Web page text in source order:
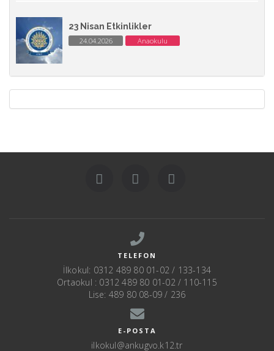
23 Nisan Etkinlikler
24.04.2026 Anaokulu
TELEFON
İlkokul: 0312 489 80 01-02 / 133-134
Ortaokul : 0312 489 80 01-02 / 110-115
Lise: 489 80 08-09 / 236
E-POSTA
ilkokul@ankugvo.k12.tr